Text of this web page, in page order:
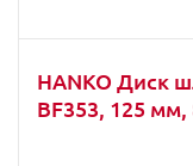
HANKO Диск
BF353, 125 мм,